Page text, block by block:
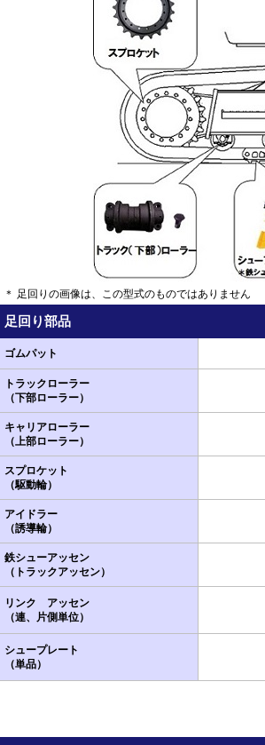
＊ 足回りの画像は、この型式のものではありません
足回り部品
ゴムパット
トラックローラー
（下部ローラー）
キャリアローラー
（上部ローラー）
スプロケット
（駆動輪）
アイドラー
（誘導輪）
鉄シューアッセン
（トラックアッセン）
リンク アッセン
（連、片側単位）
シュープレート
（単品）